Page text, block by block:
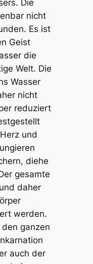
Die
nicht
Es ist
Geist
die
Welt. Die
Wasser
nicht
reduziert
und
diehe
gesamte
daher
werden.
ganzen
auch der